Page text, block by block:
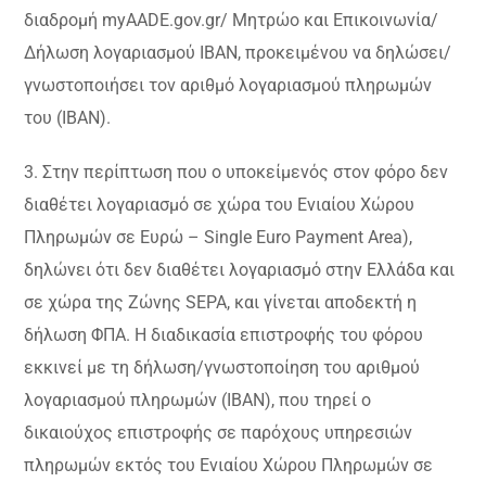
διαδρομή myAADE.gov.gr/ Μητρώο και Επικοινωνία/
Δήλωση λογαριασμού ΙΒΑΝ, προκειμένου να δηλώσει/
γνωστοποιήσει τον αριθμό λογαριασμού πληρωμών
του (IBAN).
3. Στην περίπτωση που ο υποκείμενός στον φόρο δεν
διαθέτει λογαριασμό σε χώρα του Ενιαίου Χώρου
Πληρωμών σε Ευρώ – Single Euro Payment Area),
δηλώνει ότι δεν διαθέτει λογαριασμό στην Ελλάδα και
σε χώρα της Ζώνης SEPA, και γίνεται αποδεκτή η
δήλωση ΦΠΑ. Η διαδικασία επιστροφής του φόρου
εκκινεί με τη δήλωση/γνωστοποίηση του αριθμού
λογαριασμού πληρωμών (IBAN), που τηρεί ο
δικαιούχος επιστροφής σε παρόχους υπηρεσιών
πληρωμών εκτός του Ενιαίου Χώρου Πληρωμών σε